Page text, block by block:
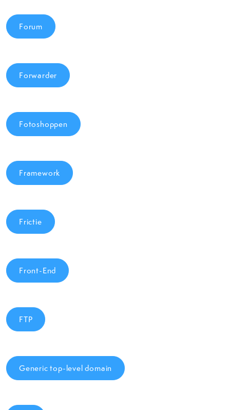
Forum
Forwarder
Fotoshoppen
Framework
Frictie
Front-End
FTP
Generic top-level domain